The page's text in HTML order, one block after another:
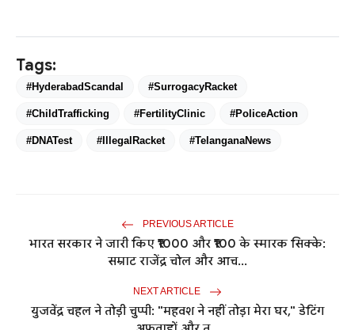
Tags:
#HyderabadScandal #SurrogacyRacket
#ChildTrafficking #FertilityClinic #PoliceAction
#DNATest #IllegalRacket #TelanganaNews
PREVIOUS ARTICLE
भारत सरकार ने जारी किए ₹1000 और ₹100 के स्मारक सिक्के:
सम्राट राजेंद्र चोल और आच...
NEXT ARTICLE
युजवेंद्र चहल ने तोड़ी चुप्पी: "महवश ने नहीं तोड़ा मेरा घर," डेटिंग